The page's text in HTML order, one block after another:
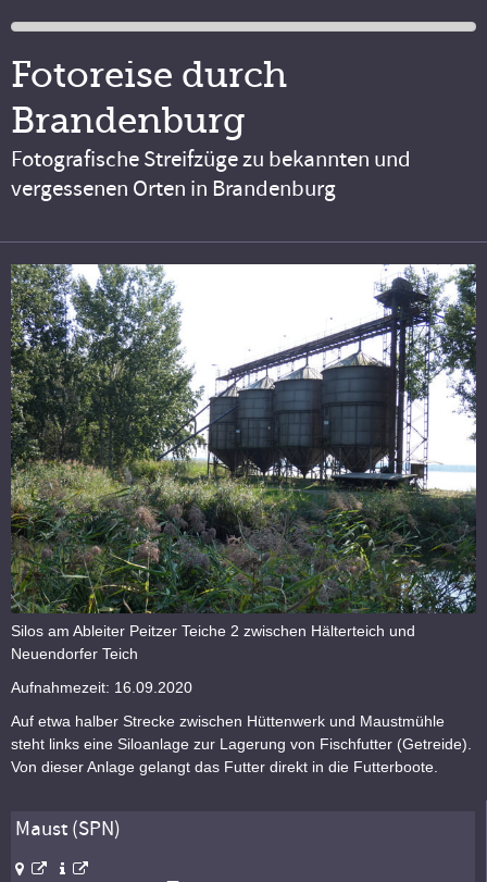
Fotoreise durch
Brandenburg
Fotografische Streifzüge zu bekannten und
vergessenen Orten in Brandenburg
Silos am Ableiter Peitzer Teiche 2 zwischen Hälterteich und
Neuendorfer Teich
Aufnahmezeit: 16.09.2020
Auf etwa halber Strecke zwischen Hüttenwerk und Maustmühle
steht links eine Siloanlage zur Lagerung von Fischfutter (Getreide).
Von dieser Anlage gelangt das Futter direkt in die Futterboote.
Maust (SPN)